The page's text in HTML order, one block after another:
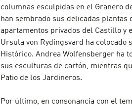
columnas esculpidas en el Granero
han sembrado sus delicadas plantas
apartamentos privados del Castillo y
Ursula von Rydingsvard ha colocado
Histórico. Andrea Wolfensberger ha
sus esculturas de cartón, mientras
Patio de los Jardineros.
Por último, en consonancia con el